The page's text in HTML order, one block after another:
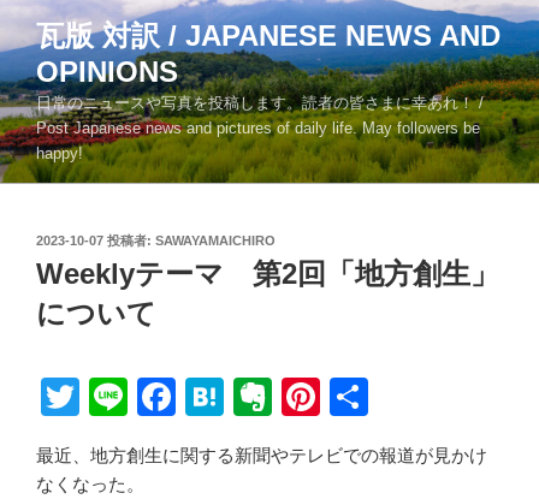
ン
ン
ツ
へ
ス
瓦版 対訳 / JAPANESE NEWS AND
OPINIONS
日常のニュースや写真を投稿します。読者の皆さまに幸あれ！ /
Post Japanese news and pictures of daily life. May followers be
happy!
投
稿
日:
2023-10-07 投稿者: SAWAYAMAICHIRO
Weeklyテーマ 第2回「地方創生」
について
T
wi
tt
Li
n
e
F
a
c
H
at
e
E
er
Pi
nt
er
有
最近、地方創生に関する新聞やテレビでの報道が見かけ
なくなった。